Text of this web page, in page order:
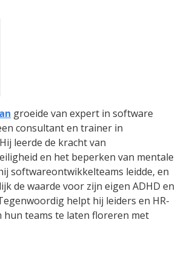
groeide van expert in software
consultant en trainer in
leerde de kracht van
en het beperken van mentale
softwareontwikkelteams leidde, en
de waarde voor zijn eigen ADHD en
helpt hij leiders en HR-
hun teams te laten floreren met